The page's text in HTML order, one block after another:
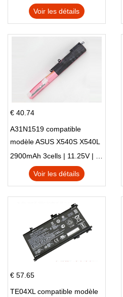
X705UN X705UD
Voir les détails
€ 40.74
A31N1519 compatible
modèle ASUS X540S X540L
X540LA-SI302 X540SA
X540S
2900mAh 3cells | 11.25V | Li-ion ...
Voir les détails
€ 57.65
TE04XL compatible modèle